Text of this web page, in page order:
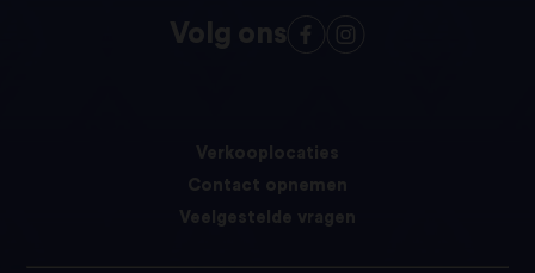
Volg ons
Verkooplocaties
Contact opnemen
Veelgestelde vragen